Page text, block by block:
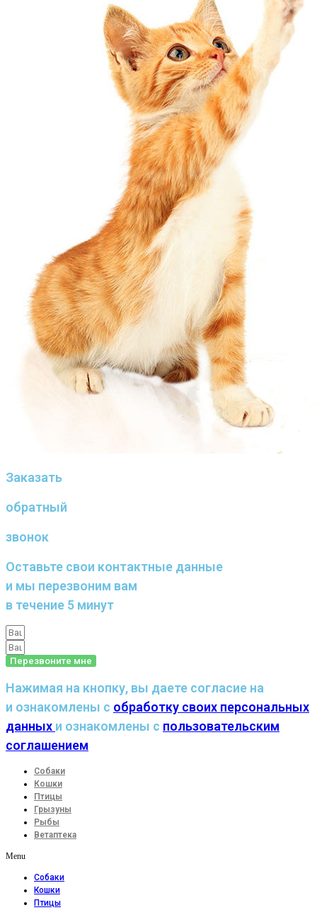
Заказать
обратный
звонок
Оставьте свои контактные данные
и мы перезвоним вам
в течение 5 минут
Перезвоните мне
Нажимая на кнопку, вы даете согласие на
и ознакомлены с обработку своих персональных
данных и ознакомлены с пользовательским
соглашением
Собаки
Кошки
Птицы
Грызуны
Рыбы
Ветаптека
Menu
Собаки
Кошки
Птицы